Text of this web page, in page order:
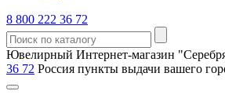
8 800 222 36 72
Ювелирный Интернет-магазин
36 72 Россия пункты выдачи вашего